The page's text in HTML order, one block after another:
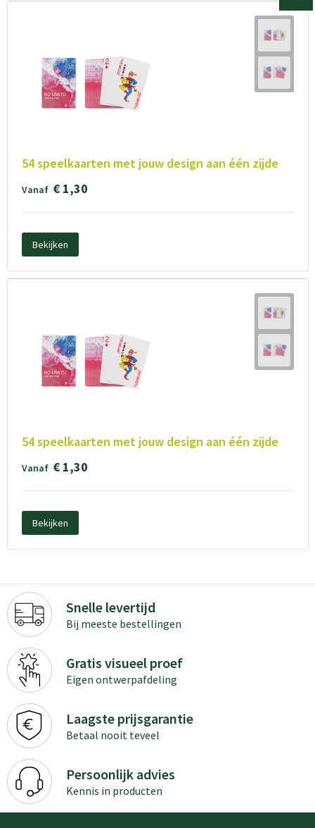
54 speelkaarten met jouw design aan één zijde
Vanaf € 1,30
Bekijken
54 speelkaarten met jouw design aan één zijde
Vanaf € 1,30
Bekijken
Snelle levertijd
Bij meeste bestellingen
Gratis visueel proef
Eigen ontwerpafdeling
Laagste prijsgarantie
Betaal nooit teveel
Persoonlijk advies
Kennis in producten